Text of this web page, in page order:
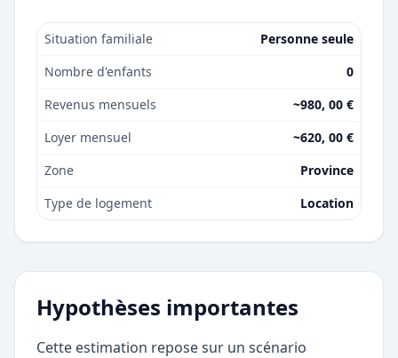
Situation familiale
Personne seule
Nombre d'enfants
0
Revenus mensuels
~980, 00 €
Loyer mensuel
~620, 00 €
Zone
Province
Type de logement
Location
Hypothèses importantes
Cette estimation repose sur un scénario